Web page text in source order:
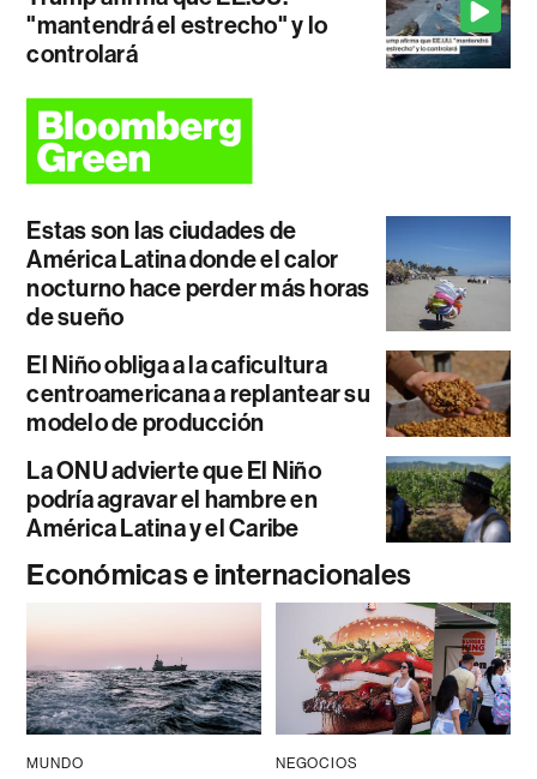
"mantendrá el estrecho" y lo
controlará
Estas son las ciudades de
América Latina donde el calor
nocturno hace perder más horas
de sueño
El Niño obliga a la caficultura
centroamericana a replantear su
modelo de producción
La ONU advierte que El Niño
podría agravar el hambre en
América Latina y el Caribe
Económicas e internacionales
MUNDO NEGOCIOS